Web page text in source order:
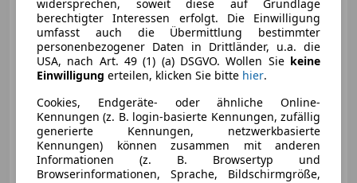
€ 24 440
12/2024 29 500 km Diesel
85 kW (116 PS)
widersprechen, soweit diese auf Grundlage
berechtigter Interessen erfolgt. Die Einwilligung
umfasst auch die Übermittlung bestimmter
personenbezogener Daten in Drittländer, u.a. die
USA, nach Art. 49 (1) (a) DSGVO. Wollen Sie keine
Einwilligung erteilen, klicken Sie bitte hier.
Cookies, Endgeräte- oder ähnliche Online-
Kennungen (z. B. login-basierte Kennungen, zufällig
generierte Kennungen, netzwerkbasierte
Kennungen) können zusammen mit anderen
Informationen (z. B. Browsertyp und
Browserinformationen, Sprache, Bildschirmgröße,